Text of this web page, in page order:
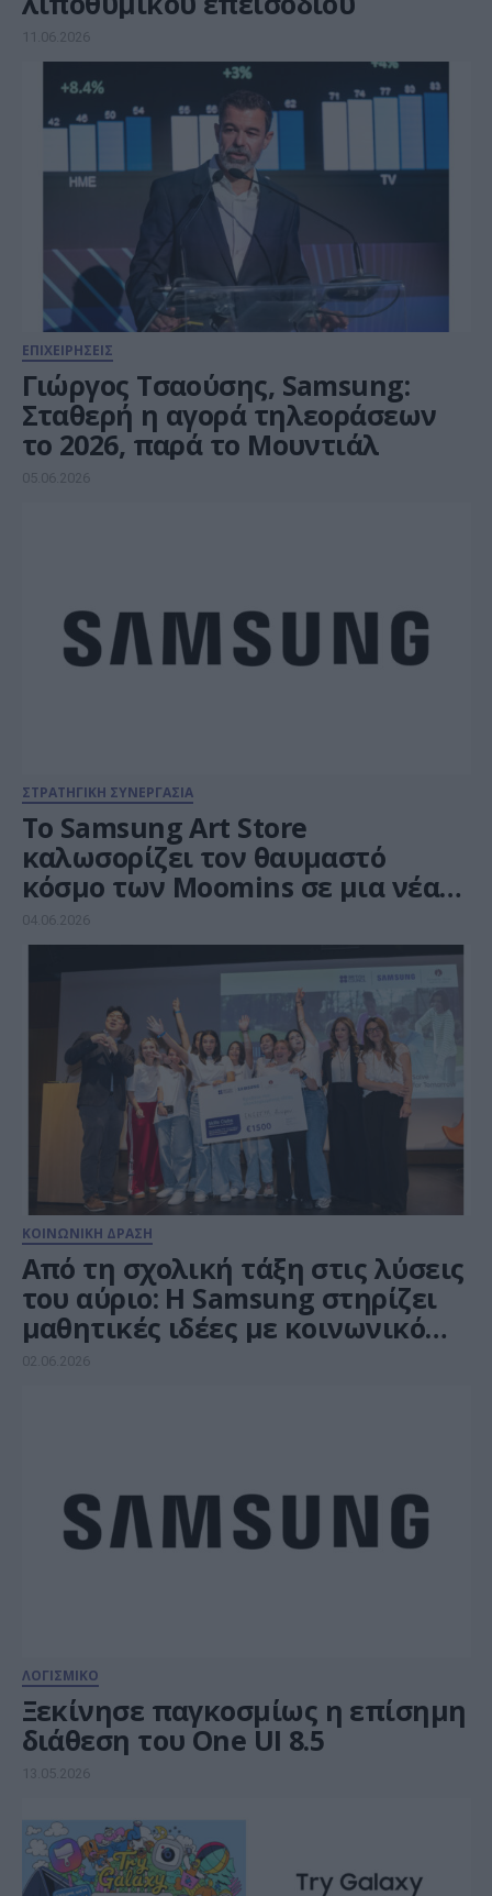
11.06.2026
ΕΠΙΧΕΙΡΗΣΕΙΣ
Γιώργος Τσαούσης, Samsung:
Σταθερή η αγορά τηλεοράσεων
το 2026, παρά το Μουντιάλ
05.06.2026
ΣΤΡΑΤΗΓΙΚΗ ΣΥΝΕΡΓΑΣΙΑ
Το Samsung Art Store
καλωσορίζει τον θαυμαστό
κόσμο των Moomins σε μια νέα
παγκόσμια συνεργασία
04.06.2026
ΚΟΙΝΩΝΙΚΗ ΔΡΑΣΗ
Από τη σχολική τάξη στις λύσεις
του αύριο: Η Samsung στηρίζει
μαθητικές ιδέες με κοινωνικό
αντίκτυπο
02.06.2026
ΛΟΓΙΣΜΙΚΟ
Ξεκίνησε παγκοσμίως η επίσημη
διάθεση του One UI 8.5
13.05.2026